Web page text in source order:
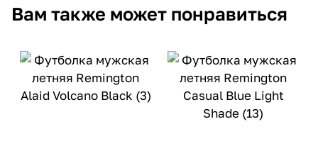
Вам также может понравиться